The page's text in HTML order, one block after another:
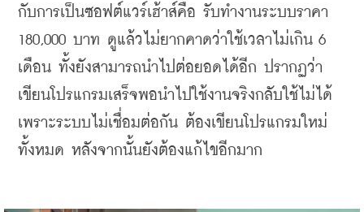
กับการเป็นซอฟต์แวร์เฮ้าส์คือ รับทำงานระบบราคา
180,000 บาท ดูแล้วไม่ยากคาดว่าใช้เวลาไม่เกิน 6
เดือน ทั้งยังสามารถนำไปต่อยอดได้อีก ปรากฏว่า
เขียนโปรแกรมเสร็จพอนำไปใช้งานจริงกลับใช้ไม่ได้
เพราะระบบไม่เชื่อมต่อกัน ต้องเขียนโปรแกรมใหม่
ทั้งหมด หลังจากนั้นยังต้องแก้ไขอีกมาก